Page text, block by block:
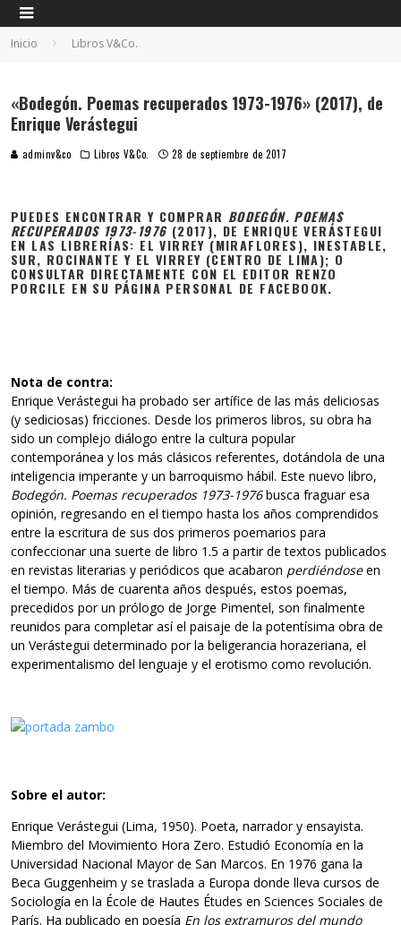
Inicio Libros V&Co.
«Bodegón. Poemas recuperados 1973-1976» (2017), de
Enrique Verástegui
adminv&co Libros V&Co. 28 de septiembre de 2017
PUEDES ENCONTRAR Y COMPRAR BODEGÓN. POEMAS
RECUPERADOS 1973-1976 (2017), DE ENRIQUE VERÁSTEGUI
EN LAS LIBRERÍAS: EL VIRREY (MIRAFLORES), INESTABLE,
SUR, ROCINANTE Y EL VIRREY (CENTRO DE LIMA); O
CONSULTAR DIRECTAMENTE CON EL EDITOR RENZO
PORCILE EN SU PÁGINA PERSONAL DE FACEBOOK.
Nota de contra:
Enrique Verástegui ha probado ser artífice de las más deliciosas
(y sediciosas) fricciones. Desde los primeros libros, su obra ha
sido un complejo diálogo entre la cultura popular
contemporánea y los más clásicos referentes, dotándola de una
inteligencia imperante y un barroquismo hábil. Este nuevo libro,
Bodegón. Poemas recuperados 1973-1976busca fraguar esa
opinión, regresando en el tiempo hasta los años comprendidos
entre la escritura de sus dos primeros poemarios para
confeccionar una suerte de libro 1.5 a partir de textos publicados
en revistas literarias y periódicos que acabaron perdiéndoseen
el tiempo. Más de cuarenta años después, estos poemas,
precedidos por un prólogo de Jorge Pimentel, son finalmente
reunidos para completar así el paisaje de la potentísima obra de
un Verástegui determinado por la beligerancia horazeriana, el
experimentalismo del lenguaje y el erotismo como revolución.
Sobre el autor:
Enrique Verástegui (Lima, 1950). Poeta, narrador y ensayista.
Miembro del Movimiento Hora Zero. Estudió Economía en la
Universidad Nacional Mayor de San Marcos. En 1976 gana la
Beca Guggenheim y se traslada a Europa donde lleva cursos de
Sociología en la École de Hautes Études en Sciences Sociales de
París. Ha publicado en poesía En los extramuros del mundo